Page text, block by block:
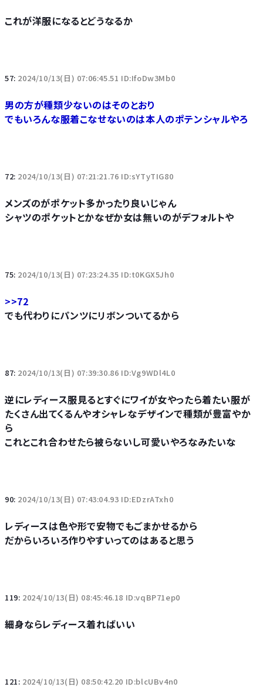
これが洋服になるとどうなるか
57: 2024/10/13(日) 07:06:45.51 ID:IfoDw3Mb0
男の方が種類少ないのはそのとおり
でもいろんな服着こなせないのは本人のポテンシャルやろ
72: 2024/10/13(日) 07:21:21.76 ID:sYTyTIG80
メンズのがポケット多かったり良いじゃん
シャツのポケットとかなぜか女は無いのがデフォルトや
75: 2024/10/13(日) 07:23:24.35 ID:t0KGX5Jh0
>>72
でも代わりにパンツにリボンついてるから
87: 2024/10/13(日) 07:39:30.86 ID:Vg9WDl4L0
逆にレディース服見るとすぐにワイが女やったら着たい服が
たくさん出てくるんやオシャレなデザインで種類が豊富やか
ら
これとこれ合わせたら被らないし可愛いやろなみたいな
90: 2024/10/13(日) 07:43:04.93 ID:EDzrATxh0
レディースは色や形で安物でもごまかせるから
だからいろいろ作りやすいってのはあると思う
119: 2024/10/13(日) 08:45:46.18 ID:vqBP71ep0
細身ならレディース着ればいい
121: 2024/10/13(日) 08:50:42.20 ID:blcUBv4n0